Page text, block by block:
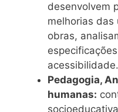
desenvolvem
melhorias das
obras,
acessibilidade.
Pedagogia,
humanas: